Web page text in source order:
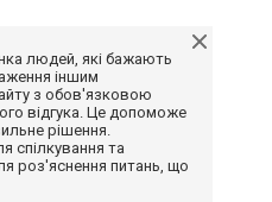
людей, які бажають
іншим
з обов'язковою
відгука. Це допоможе
рішення.
спілкування та
роз'яснення питань, що